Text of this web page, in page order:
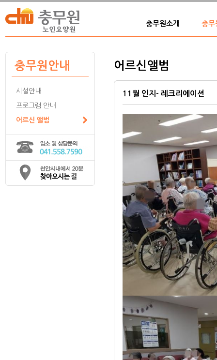
충무원소개 충무
충무원안내
시설안내
프로그램 안내
어르신 앨범
어르신앨범
11월 인지- 레크리에이션